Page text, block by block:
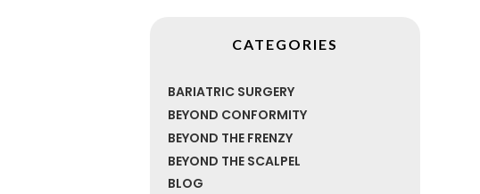
CATEGORIES
BARIATRIC SURGERY
BEYOND CONFORMITY
BEYOND THE FRENZY
BEYOND THE SCALPEL
BLOG